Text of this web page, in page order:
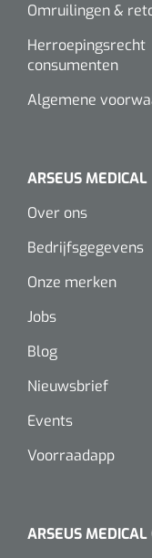
Omruilingen &
Herroepingsrecht
consumenten
Algemene
ARSEUS MEDICAL
Over ons
Bedrijfsgegevens
Onze merken
Jobs
Blog
Nieuwsbrief
Events
Voorraadapp
ARSEUS MEDICAL